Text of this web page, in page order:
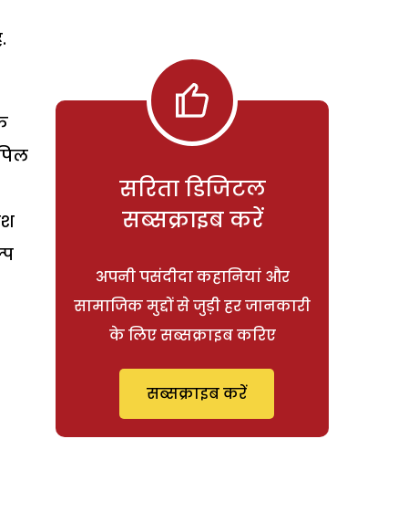
सरिता डिजिटल
सब्सक्राइब करें
अपनी पसंदीदा कहानियां और
सामाजिक मुद्दों से जुड़ी हर जानकारी
के लिए सब्सक्राइब करिए
सब्सक्राइब करें